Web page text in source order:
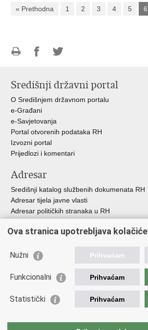
« Prethodna 1 2 3 4 5 6
FacebookuTwitteru
Središnji državni portal
O Središnjem državnom portalu
e-Građani
e-Savjetovanja
Portal otvorenih podataka RH
Izvozni portal
Prijedlozi i komentari
Adresar
Središnji katalog službenih dokumenata RH
Adresar tijela javne vlasti
Adresar političkih stranaka u RH
Besplatni telefoni javne uprave
Važne poveznice
Vlada Republike Hrvatske
Europska komisija
Taxation and Customs Union
Ova stranica upotrebljava kolačiće
Nužni Prihvaćam
Funkcionalni Prihvaćam
Statistički Prihvaćam